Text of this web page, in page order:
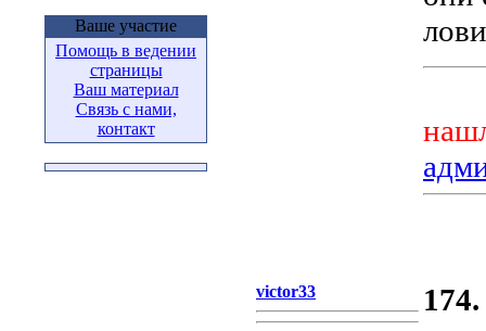
Ваше участие
Помощь в ведении
страницы
Ваш материал
Связь с нами,
контакт
victor33
174.